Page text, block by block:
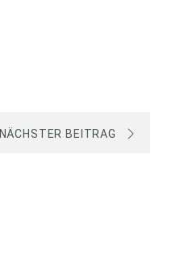
NÄCHSTER BEITRAG